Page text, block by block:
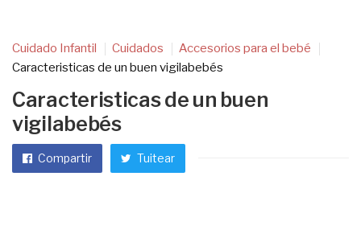
Cuidado Infantil Cuidados
Accesorios para el bebé
Caracteristicas de un buen vigilabebés
Caracteristicas de un buen
vigilabebés
Compartir Tuitear